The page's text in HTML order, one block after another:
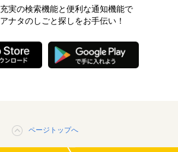
充実の検索機能と便利な通知機能で
アナタのしごと探しをお手伝い！
ページトップへ